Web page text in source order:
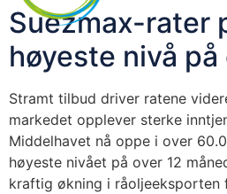
Suezmax-rater
høyeste nivå
Stramt tilbud driver ratene
markedet opplever sterke
Middelhavet nå oppe i over
høyeste nivået på over 12
kraftig økning i råoljeeksporten